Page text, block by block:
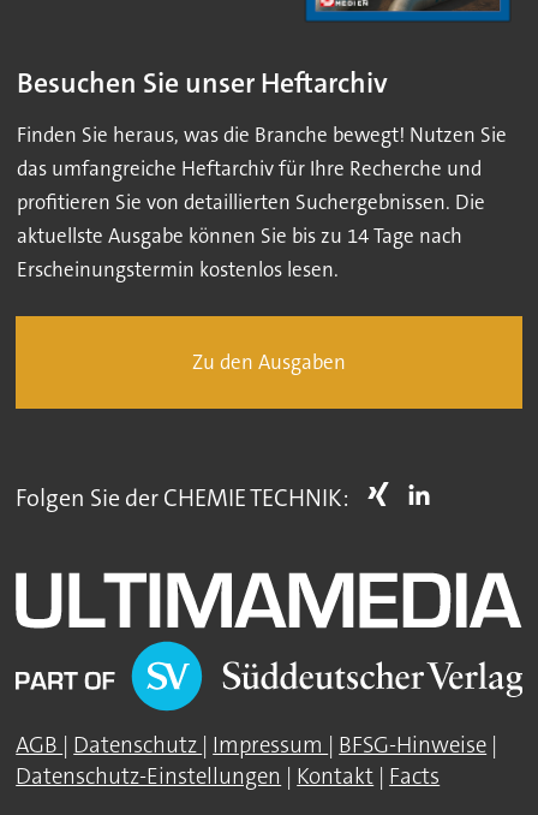
Besuchen Sie unser Heftarchiv
Finden Sie heraus, was die Branche bewegt! Nutzen Sie
das umfangreiche Heftarchiv für Ihre Recherche und
profitieren Sie von detaillierten Suchergebnissen. Die
aktuellste Ausgabe können Sie bis zu 14 Tage nach
Erscheinungstermin kostenlos lesen.
Zu den Ausgaben
Folgen Sie der CHEMIE TECHNIK:
AGB | Datenschutz | Impressum | BFSG-Hinweise |
Datenschutz-Einstellungen | Kontakt | Facts